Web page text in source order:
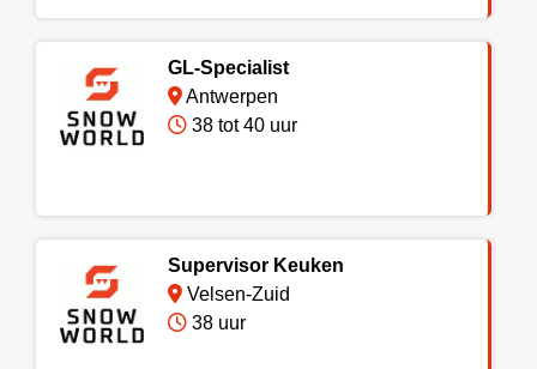
GL-Specialist
Antwerpen
38 tot 40 uur
Supervisor Keuken
Velsen-Zuid
38 uur